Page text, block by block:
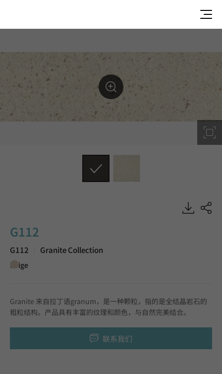
G112
G112 Granite Collection
Beige
Granite 来自拉丁语granum，是一种颗粒，指的是全结晶岩石的
粗粒结构。产品具有丰富的纹理和颜色，与自然完美结合。
联系我们